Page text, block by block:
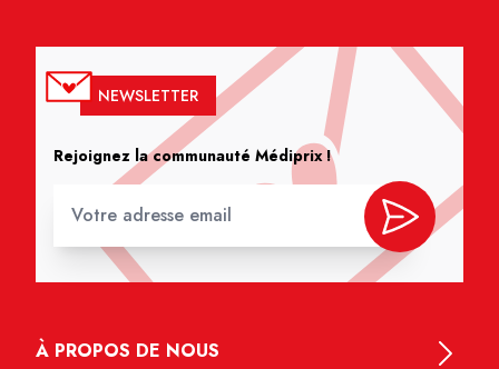
NEWSLETTER
Rejoignez la communauté Médiprix !
À PROPOS DE NOUS